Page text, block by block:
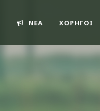
ΝΕΑ ΧΟΡΗΓΟΙ